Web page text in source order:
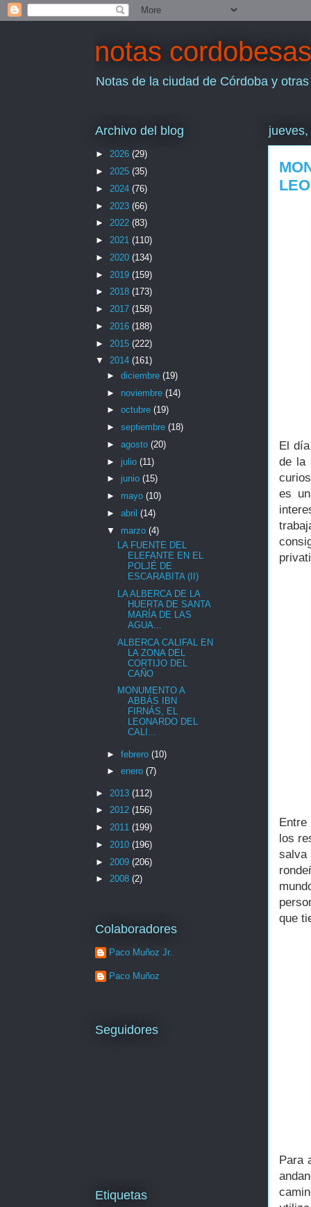
notas cordobesas
Notas de la ciudad de Córdoba y
El
de la
es
los
salva
que
Para
Archivo del blog
► 2026 (29)
► 2025 (35)
► 2024 (76)
► 2023 (66)
► 2022 (83)
► 2021 (110)
► 2020 (134)
► 2019 (159)
► 2018 (173)
► 2017 (158)
► 2016 (188)
► 2015 (222)
▼ 2014 (161)
► diciembre (19)
► noviembre (14)
► octubre (19)
► septiembre (18)
► agosto (20)
► julio (11)
► junio (15)
► mayo (10)
► abril (14)
▼ marzo (4)
LA FUENTE DEL
ELEFANTE EN EL
POLJÉ DE
ESCARABITA (II)
LA ALBERCA DE LA
HUERTA DE SANTA
MARÍA DE LAS
AGUA...
ALBERCA CALIFAL EN
LA ZONA DEL
CORTIJO DEL
CAÑO
MONUMENTO A
ABBÁS IBN
FIRNÁS, EL
LEONARDO DEL
CALI...
► febrero (10)
► enero (7)
► 2013 (112)
► 2012 (156)
► 2011 (199)
► 2010 (196)
► 2009 (206)
► 2008 (2)
Colaboradores
Paco Muñoz Jr.
Paco Muñoz
Seguidores
Etiquetas